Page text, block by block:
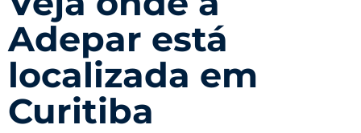
Adepar está
localizada em
Curitiba